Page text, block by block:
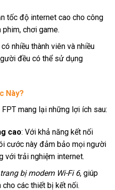
tốc độ internet cao cho công
chơi game.
nhiều thành viên và nhiều
đều có thể sử dụng
Này?
mang lại những lợi ích sau:
cao: Với khả năng kết nối
cước này đảm bảo mọi người
với trải nghiệm internet.
trang bị modem Wi-Fi 6, giúp
các thiết bị kết nối.